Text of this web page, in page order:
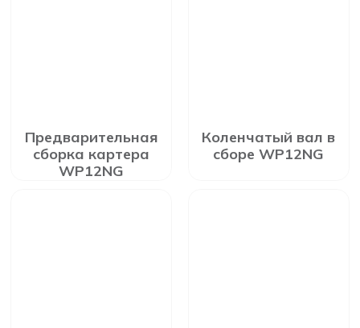
Предварительная
сборка картера
WP12NG
Коленчатый вал в
сборе WP12NG